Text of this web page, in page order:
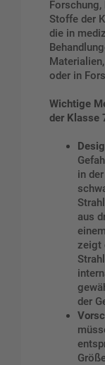
Stoffe der
die in
oder in
Wichtige
der Klasse
in
aus
zeigt
der